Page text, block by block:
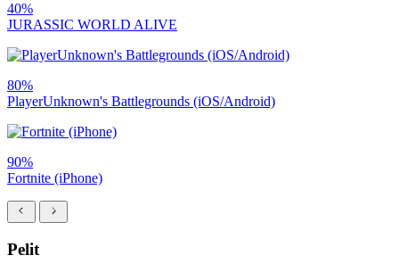
40%
JURASSIC WORLD ALIVE
80%
PlayerUnknown's Battlegrounds (iOS/Android)
90%
Fortnite (iPhone)
Pelit